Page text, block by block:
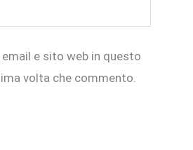
email e sito web in questo
volta che commento.